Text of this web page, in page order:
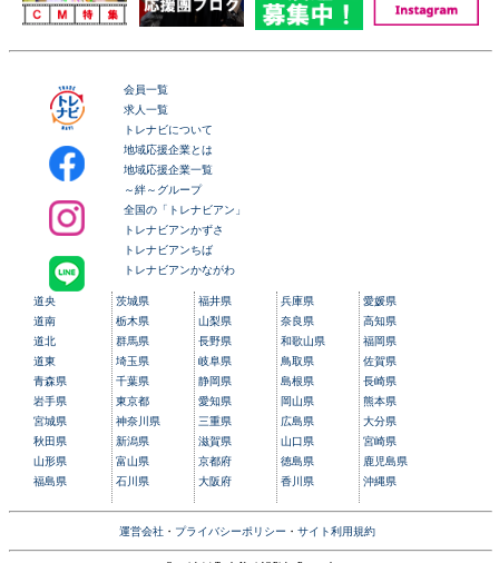
会員一覧
求人一覧
トレナビについて
地域応援企業とは
地域応援企業一覧
～絆～グループ
全国の「トレナビアン」
トレナビアンかずさ
トレナビアンちば
トレナビアンかながわ
道央
道南
道北
道東
青森県
岩手県
宮城県
秋田県
山形県
福島県
茨城県
栃木県
群馬県
埼玉県
千葉県
東京都
神奈川県
新潟県
富山県
石川県
福井県
山梨県
長野県
岐阜県
静岡県
愛知県
三重県
滋賀県
京都府
大阪府
兵庫県
奈良県
和歌山県
鳥取県
島根県
岡山県
広島県
山口県
徳島県
香川県
愛媛県
高知県
福岡県
佐賀県
長崎県
熊本県
大分県
宮崎県
鹿児島県
沖縄県
運営会社・ プライバシーポリシー ・ サイト利用規約